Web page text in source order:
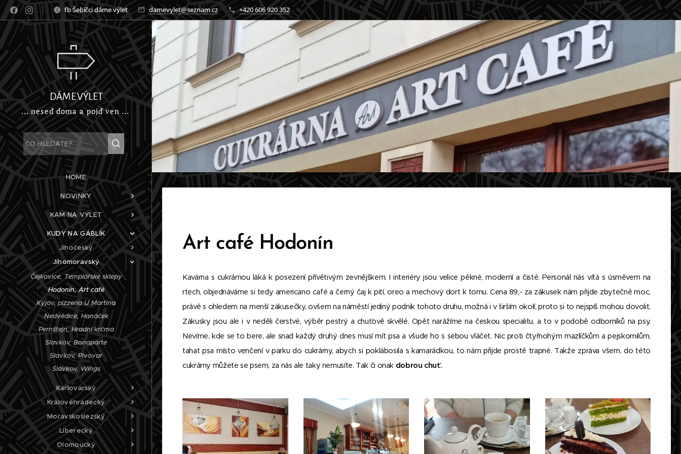
fb Šebíčci dáme výlet damevylet@seznam.cz +420 606 920 352
DÁME VÝLET
... neseď doma a pojď ven ...
HOME
NOVINKY
KAM NA VÝLET
KUDY NA GÁBLÍK
Jihočeský
Jihomoravský
Čejkovice, Templářské sklepy
Hodonín, Art café
Kyjov, pizzeria U Martina
Nedvědice, Hanáček
Pernštejn, Hradní krčma
Slavkov, Bonaparte
Slavkov, Pivovar
Slavkov, Wings
Karlovarský
Královéhradecký
Moravskoslezský
Liberecký
Olomoucký
Art café Hodonín
Kavárna s cukrárnou láká k posezení přívětivým zevnějškem. I interiéry jsou velice pěkné, moderní a čisté. Personál nás vítá s úsměvem na
rtech, objednáváme si tedy americano café a černý čaj k pití, oreo a mechový dort k tomu. Cena 89,- za zákusek nám přijde zbytečně moc,
právě s ohledem na menší zákusečky, ovšem na náměstí jediný podnik tohoto druhu, možná i v širším okolí, proto si to nejspíš mohou dovolit.
Zákusky jsou ale i v neděli čerstvé, výběr pestrý a chuťově skvělé. Opět narážíme na českou specialitu, a to v podobě odborníků na psy.
Nevíme, kde se to bere, ale snad každý druhý dnes musí mít psa a všude ho s sebou vláčet. Nic proti čtyřnohým mazlíčkům a pejskomilům,
tahat psa místo venčení v parku do cukrárny, abych si poklábosila s kamarádkou, to nám přijde prostě trapné. Takže zpráva všem, do této
cukrárny můžete se psem, za nás ale taky nemusíte. Tak či onak dobrou chuť.